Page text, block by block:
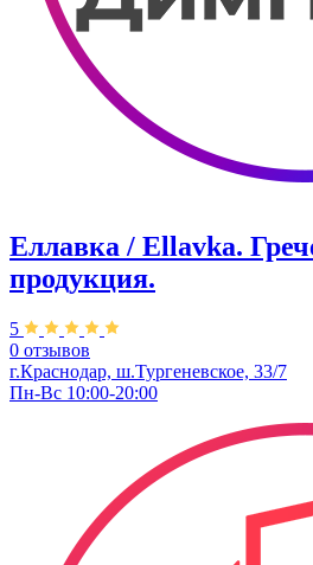
Еллавка / Ellavka.
продукция.
5
0 отзывов
г.Краснодар, ш.Тургеневское, 33/7
Пн-Вс 10:00-20:00